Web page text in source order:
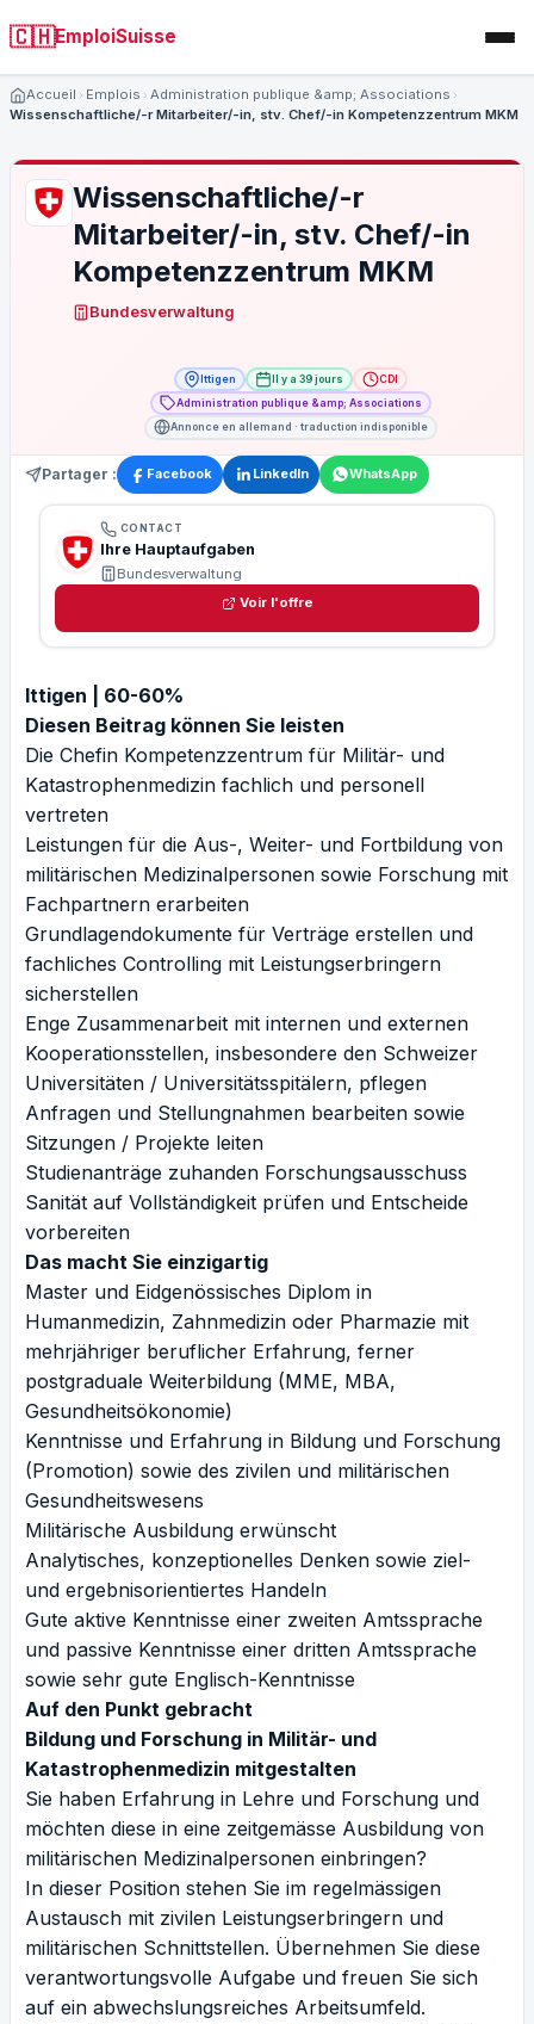
🇨🇭EmploiSuisse
Accueil Emplois
Administration publique &amp; Associations
Wissenschaftliche/-r Mitarbeiter/-in, stv. Chef/-in Kompetenzzentrum MKM
Wissenschaftliche/-r
Mitarbeiter/-in, stv. Chef/-in
Kompetenzzentrum MKM
Bundesverwaltung
Ittigen Il y a 39 jours
CDI
Administration publique &amp; Associations
Annonce en allemand · traduction indisponible
Partager : Facebook LinkedIn WhatsApp
CONTACT
Ihre Hauptaufgaben
Bundesverwaltung
Voir l'offre
Ittigen | 60-60%
Diesen Beitrag können Sie leisten
Die Chefin Kompetenzzentrum für Militär- und
Katastrophenmedizin fachlich und personell
vertreten
Leistungen für die Aus-, Weiter- und Fortbildung von
militärischen Medizinalpersonen sowie Forschung mit
Fachpartnern erarbeiten
Grundlagendokumente für Verträge erstellen und
fachliches Controlling mit Leistungserbringern
sicherstellen
Enge Zusammenarbeit mit internen und externen
Kooperationsstellen, insbesondere den Schweizer
Universitäten / Universitätsspitälern, pflegen
Anfragen und Stellungnahmen bearbeiten sowie
Sitzungen / Projekte leiten
Studienanträge zuhanden Forschungsausschuss
Sanität auf Vollständigkeit prüfen und Entscheide
vorbereiten
Das macht Sie einzigartig
Master und Eidgenössisches Diplom in
Humanmedizin, Zahnmedizin oder Pharmazie mit
mehrjähriger beruflicher Erfahrung, ferner
postgraduale Weiterbildung (MME, MBA,
Gesundheitsökonomie)
Kenntnisse und Erfahrung in Bildung und Forschung
(Promotion) sowie des zivilen und militärischen
Gesundheitswesens
Militärische Ausbildung erwünscht
Analytisches, konzeptionelles Denken sowie ziel-
und ergebnisorientiertes Handeln
Gute aktive Kenntnisse einer zweiten Amtssprache
und passive Kenntnisse einer dritten Amtssprache
sowie sehr gute Englisch-Kenntnisse
Auf den Punkt gebracht
Bildung und Forschung in Militär- und
Katastrophenmedizin mitgestalten
Sie haben Erfahrung in Lehre und Forschung und
möchten diese in eine zeitgemässe Ausbildung von
militärischen Medizinalpersonen einbringen?
In dieser Position stehen Sie im regelmässigen
Austausch mit zivilen Leistungserbringern und
militärischen Schnittstellen. Übernehmen Sie diese
verantwortungsvolle Aufgabe und freuen Sie sich
auf ein abwechslungsreiches Arbeitsumfeld.